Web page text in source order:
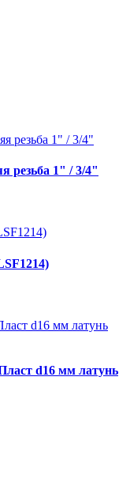
резьба 1" / 3/4"
d16 мм латунь